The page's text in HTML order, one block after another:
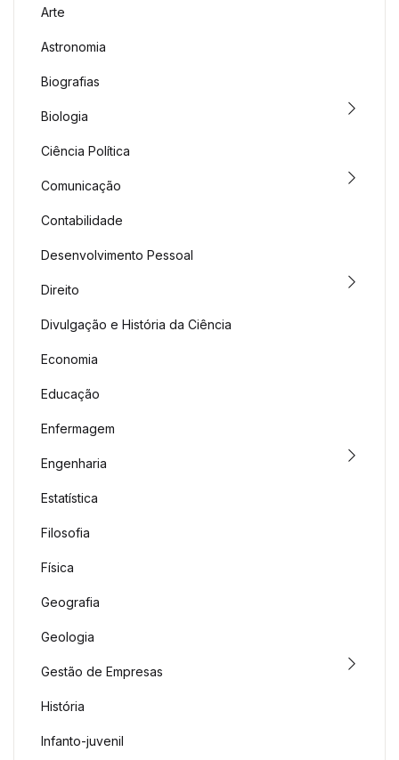
Arte
Astronomia
Biografias
Biologia
Ciência Política
Comunicação
Contabilidade
Desenvolvimento Pessoal
Direito
Divulgação e História da Ciência
Economia
Educação
Enfermagem
Engenharia
Estatística
Filosofia
Física
Geografia
Geologia
Gestão de Empresas
História
Infanto-juvenil